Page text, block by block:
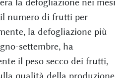
numero di frutti per
la defogliazione più
settembre, ha
il peso secco dei frutti,
qualità della produzione.